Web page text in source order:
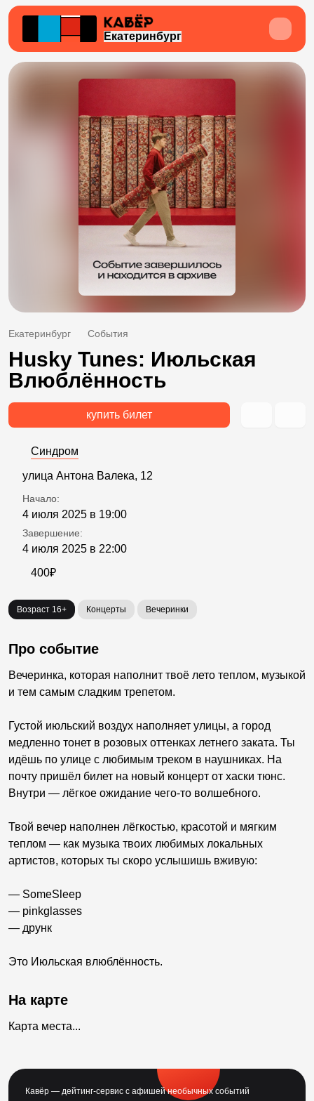
Екатеринбург
Екатеринбург События
Husky Tunes: Июльская
Влюблённость
купить билет
Синдром
улица Антона Валека, 12
Начало:
4 июля 2025 в 19:00
Завершение:
4 июля 2025 в 22:00
400₽
Возраст 16+ Концерты Вечеринки
Про событие
Вечеринка, которая наполнит твоё лето теплом, музыкой
и тем самым сладким трепетом.
Густой июльский воздух наполняет улицы, а город
медленно тонет в розовых оттенках летнего заката. Ты
идёшь по улице с любимым треком в наушниках. На
почту пришёл билет на новый концерт от хаски тюнс.
Внутри — лёгкое ожидание чего-то волшебного.
Твой вечер наполнен лёгкостью, красотой и мягким
теплом — как музыка твоих любимых локальных
артистов, которых ты скоро услышишь вживую:
— SomeSleep
— pinkglasses
— друнк
Это Июльская влюблённость.
На карте
Карта места...
Кавёр — дейтинг-сервис с афишей необычных событий